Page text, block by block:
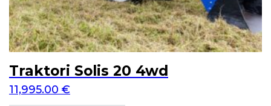
Traktori Solis 20 4wd
11,995.00 €